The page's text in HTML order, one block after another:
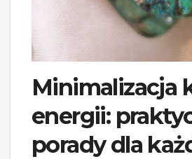
Minimalizacja
energii:
porady dla